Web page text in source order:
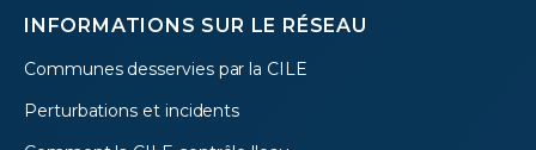
INFORMATIONS SUR LE RÉSEAU
Communes desservies par la CILE
Perturbations et incidents